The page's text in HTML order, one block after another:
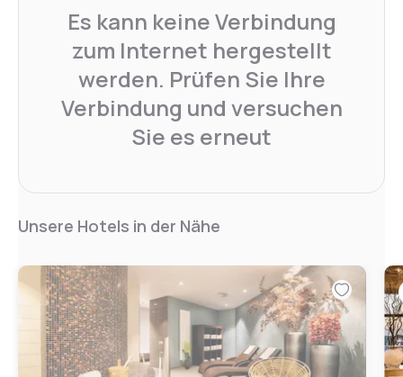
Es kann keine Verbindung
zum Internet hergestellt
werden. Prüfen Sie Ihre
Verbindung und versuchen
Sie es erneut
Unsere Hotels in der Nähe